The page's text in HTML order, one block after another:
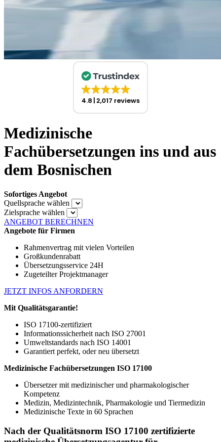
4.8 2,017 reviews
Medizinische
Fachübersetzungen ins und aus
dem Bosnischen
Sofortiges Angebot
Quellsprache wählen
Zielsprache wählen
ANGEBOT BERECHNEN
Angebote für Firmen
Rahmenvertrag mit vielen Vorteilen
Großkundenrabatt
Übersetzungsservice 24H
Zugeteilter Projektmanager
JETZT INFOS ANFORDERN
Mit Qualitätsgarantie!
ISO 17100-zertifiziert
Informationssicherheit nach ISO 27001
Umweltstandards nach ISO 14001
Garantiert perfekt, oder neu übersetzt
Medizinische Fachübersetzungen ISO 17100
Übersetzer mit medizinischer und pharmakologischer
Kompetenz
Medizin, Medizintechnik, Pharmakologie und Tiermedizin
Medizinische Texte in 60 Sprachen
Nach der Qualitätsnorm ISO 17100 zertifizierte